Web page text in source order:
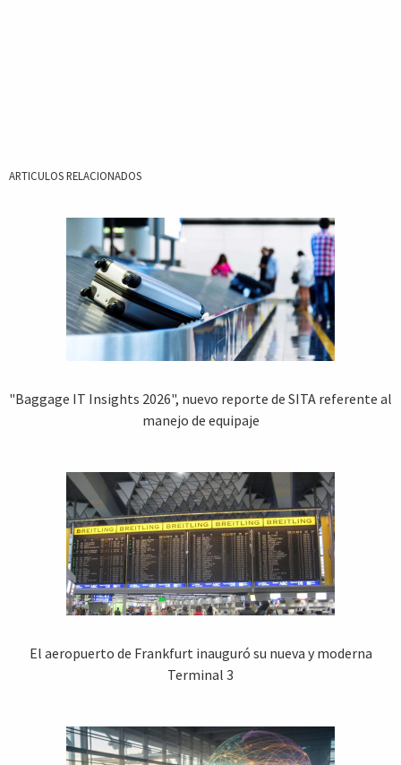
ARTICULOS RELACIONADOS
"Baggage IT Insights 2026", nuevo reporte de SITA referente al
manejo de equipaje
El aeropuerto de Frankfurt inauguró su nueva y moderna
Terminal 3